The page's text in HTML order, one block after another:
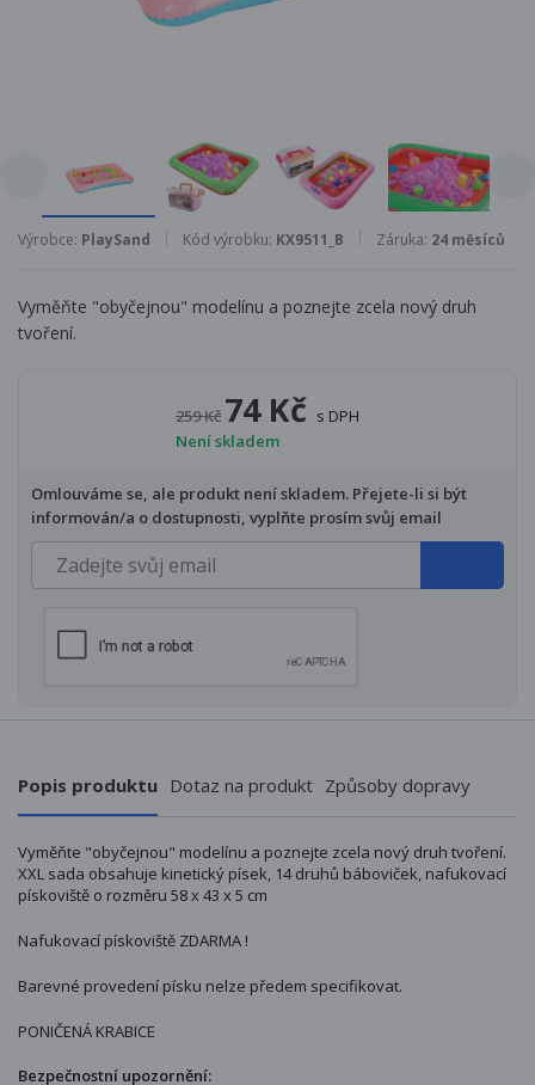
Výrobce: PlaySand Kód výrobku: KX9511_B Záruka: 24 měsíců
Vyměňte "obyčejnou" modelínu a poznejte zcela nový druh
tvoření.
259 Kč 74 Kč s DPH
Není skladem
Omlouváme se, ale produkt není skladem. Přejete-li si být
informován/a o dostupnosti, vyplňte prosím svůj email
Popis produktu Dotaz na produkt Způsoby dopravy
Vyměňte "obyčejnou" modelínu a poznejte zcela nový druh tvoření.
XXL sada obsahuje kinetický písek, 14 druhů báboviček, nafukovací
pískoviště o rozměru 58 x 43 x 5 cm
Nafukovací pískoviště ZDARMA !
Barevné provedení písku nelze předem specifikovat.
PONIČENÁ KRABICE
Bezpečnostní upozornění: